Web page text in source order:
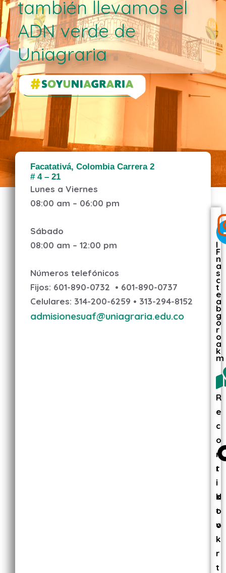
también llevamos el
ADN verde de
Uniagraria
Facatativá, Colombia Carrera 2
# 4 – 21
Lunes a Viernes
08:00 am – 06:00 pm
Sábado
08:00 am – 12:00 pm
Números telefónicos
Fijos: 601-890-0732 • 601-890-0737
Celulares: 314-200-6259 • 313-294-8152
admisionesuaf@uniagraria.edu.co
F
a
c
e
b
o
o
k
I
n
s
t
a
g
r
a
m
R
e
c
o
r
r
i
d
o
v
i
r
t
t
i
k
t
o
k